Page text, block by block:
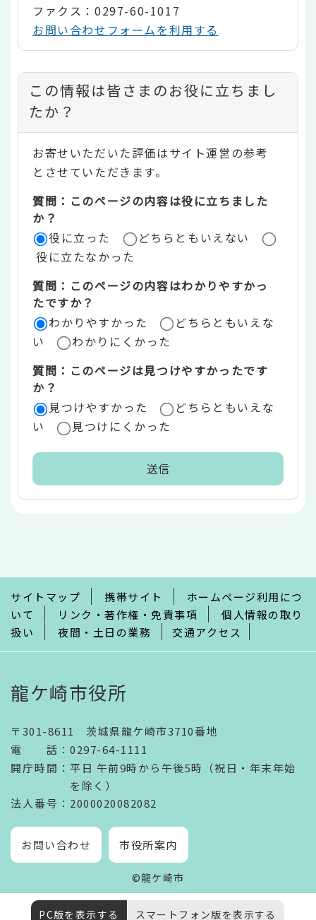
ファクス：0297-60-1017
お問い合わせフォームを利用する
コ
ン
テ
ン
ツ
評
価
リ
ア
この情報は皆さまのお役に立ちまし
たか？
お寄せいただいた評価はサイト運営の参考
とさせていただきます。
質問：このページの内容は役に立ちました
か？
役に立った
どちらともいえない
役に立たなかった
質問：このページの内容はわかりやすかっ
たですか？
わかりやすかった
どちらともいえな
い
わかりにくかった
質問：このページは見つけやすかったです
か？
見つけやすかった
どちらともいえな
い
見つけにくかった
で
サイトマップ 携帯サイト
ホームページ利用につ
いて
リンク・著作権・免責事項
個人情報の取り
扱い
夜間・土日の業務 交通アクセス
龍ケ崎市役所
〒301-8611 茨城県龍ケ崎市3710番地
電話 ： 0297-64-1111
開庁時間 ： 平日 午前9時から午後5時（祝日・年末年始
を除く）
法人番号 ：2000020082082
お問い合わせ 市役所案内
©龍ケ崎市
PC版を表示する スマートフォン版を表示する